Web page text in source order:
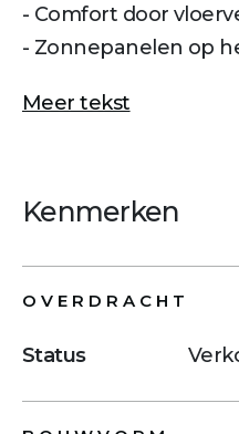
- Comfort door
- Zonnepanelen op
Meer tekst
Kenmerken
OVERDRACHT
Status